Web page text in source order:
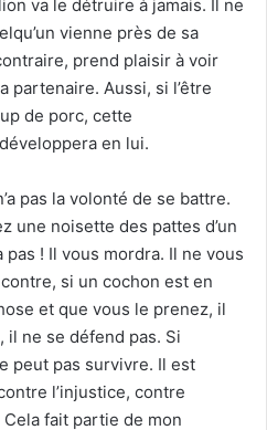
va le détruire à jamais. Il ne
vienne près de sa
prend plaisir à voir
partenaire. Aussi, si l’être
de porc, cette
en lui.
pas la volonté de se battre.
une noisette des pattes d’un
! Il vous mordra. Il ne vous
si un cochon est en
et que vous le prenez, il
il ne se défend pas. Si
peut pas survivre. Il est
l’injustice, contre
fait partie de mon